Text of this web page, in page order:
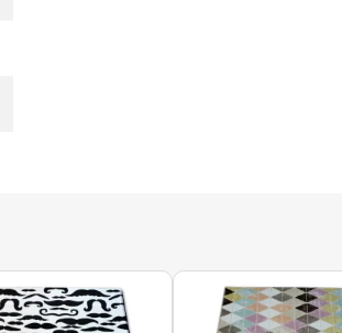
Tappeto da